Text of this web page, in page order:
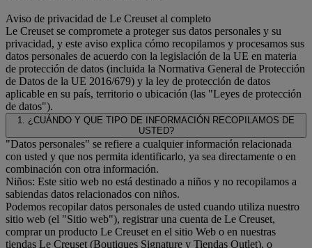
Aviso de privacidad de Le Creuset al completo
Le Creuset se compromete a proteger sus datos personales y su
privacidad, y este aviso explica cómo recopilamos y procesamos sus
datos personales de acuerdo con la legislación de la UE en materia
de protección de datos (incluida la Normativa General de Protección
de Datos de la UE 2016/679) y la ley de protección de datos
aplicable en su país, territorio o ubicación (las "Leyes de protección
de datos").
1. ¿CUÁNDO Y QUE TIPO DE INFORMACIÓN RECOPILAMOS DE
USTED?
"Datos personales" se refiere a cualquier información relacionada
con usted y que nos permita identificarlo, ya sea directamente o en
combinación con otra información.
Niños: Este sitio web no está destinado a niños y no recopilamos a
sabiendas datos relacionados con niños.
Podemos recopilar datos personales de usted cuando utiliza nuestro
sitio web (el "Sitio web"), registrar una cuenta de Le Creuset,
comprar un producto Le Creuset en el sitio Web o en nuestras
tiendas Le Creuset (Boutiques Signature y Tiendas Outlet), o